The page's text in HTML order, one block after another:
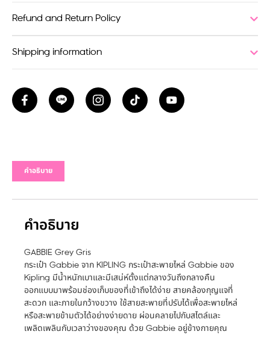
Refund and Return Policy
Shipping information
คำอธิบาย
คำอธิบาย
GABBIE Grey Gris
กระเป๋า Gabbie จาก KIPLING กระเป๋าสะพายไหล่ Gabbie ของ
Kipling มีน้ำหนักเบาและมีเสน่ห์ตั้งแต่กลางวันถึงกลางคืน
ออกแบบมาพร้อมช่องเก็บของที่เข้าถึงได้ง่าย สายคล้องกุญแจที่
สะดวก และภายในกว้างขวาง ใช้สายสะพายที่ปรับได้เพื่อสะพายไหล่
หรือสะพายข้ามตัวได้อย่างง่ายดาย ผ่อนคลายไปกับสไตล์และ
เพลิดเพลินกับเวลาว่างของคุณ ด้วย Gabbie อยู่ข้างกายคุณ